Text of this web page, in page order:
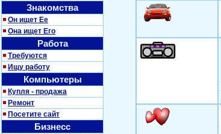
Знакомства
Он ищет Ее
Она ищет Его
Работа
Требуются
Ищу работу
Компьютеры
Купля - продажа
Ремонт
Посетите сайт
Бизнесс